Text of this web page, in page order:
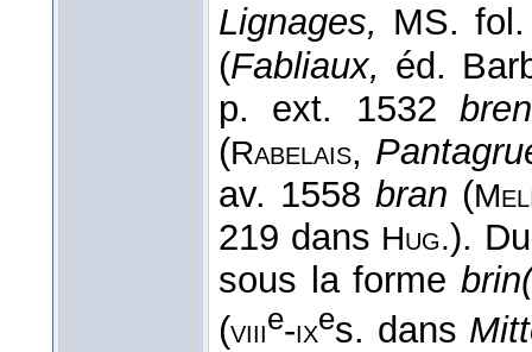
Lignages, MS.
(Fabliaux, éd.
p. ext. 1532 bren
(Rabelais,
av. 1558 bran (
219 dans Hug.).
sous la forme
(viiie-ixes. dans